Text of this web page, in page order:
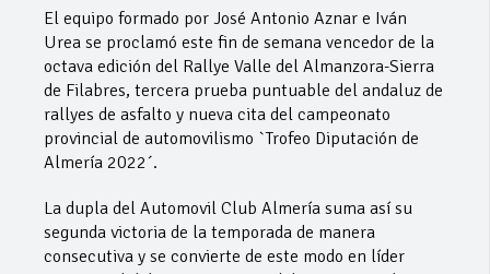
El equipo formado por José Antonio Aznar e Iván
Urea se proclamó este fin de semana vencedor de la
octava edición del Rallye Valle del Almanzora-Sierra
de Filabres, tercera prueba puntuable del andaluz de
rallyes de asfalto y nueva cita del campeonato
provincial de automovilismo `Trofeo Diputación de
Almería 2022´.
La dupla del Automovil Club Almería suma así su
segunda victoria de la temporada de manera
consecutiva y se convierte de este modo en líder